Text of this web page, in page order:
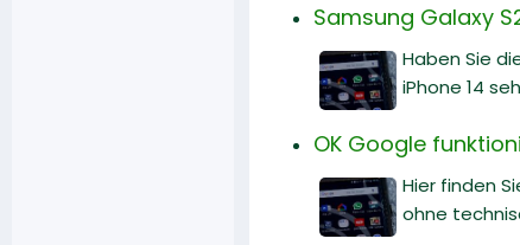
Samsung Galaxy
Haben Sie
iPhone 14
OK Google
Hier finden
ohne